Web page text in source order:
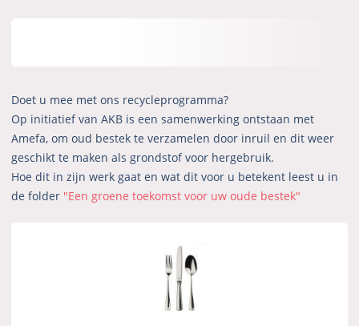
Doet u mee met ons recycleprogramma?
Op initiatief van AKB is een samenwerking ontstaan met
Amefa, om oud bestek te verzamelen door inruil en dit weer
geschikt te maken als grondstof voor hergebruik.
Hoe dit in zijn werk gaat en wat dit voor u betekent leest u in
de folder "Een groene toekomst voor uw oude bestek"